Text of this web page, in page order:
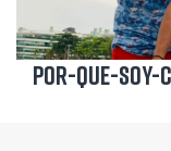
por-que-soy-